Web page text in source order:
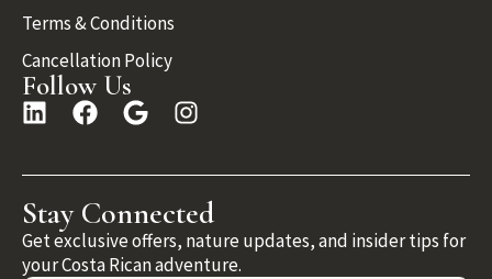
Terms & Conditions
Cancellation Policy
Follow Us
Stay Connected
Get exclusive offers, nature updates, and insider tips for
your Costa Rican adventure.